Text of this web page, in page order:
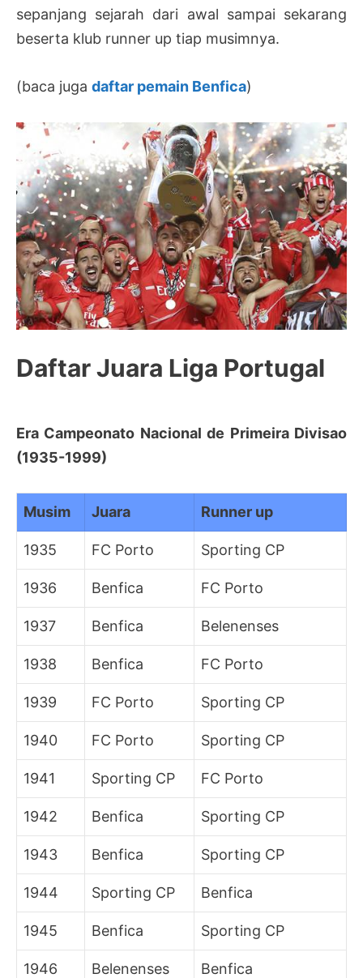
sepanjang sejarah dari awal sampai sekarang
beserta klub runner up tiap musimnya.
(baca juga daftar pemain Benfica)
Daftar Juara Liga Portugal
Era Campeonato Nacional de Primeira Divisao
(1935-1999)
Musim Juara Runner up
1935 FC Porto Sporting CP
1936 Benfica FC Porto
1937 Benfica Belenenses
1938 Benfica FC Porto
1939 FC Porto Sporting CP
1940 FC Porto Sporting CP
1941 Sporting CP FC Porto
1942 Benfica Sporting CP
1943 Benfica Sporting CP
1944 Sporting CP Benfica
1945 Benfica Sporting CP
1946 Belenenses Benfica